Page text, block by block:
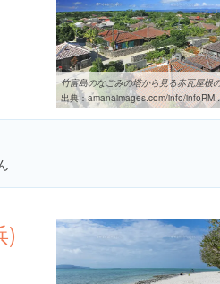
出典：amanaimages.com/info/infoRM.aspx?SearchKey=26105011813
)